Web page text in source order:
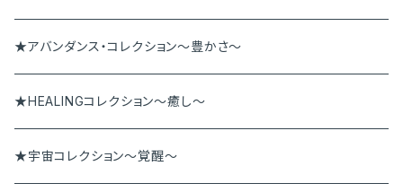
その他
アンダラブレス
★アバンダンス・コレクション～豊かさ～
★HEALINGコレクション～癒し～
★宇宙コレクション～覚醒～